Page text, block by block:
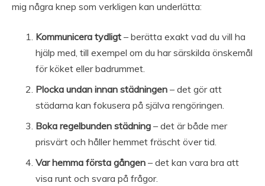
mig några knep som verkligen kan underlätta:
Kommunicera tydligt – berätta exakt vad du vill ha
hjälp med, till exempel om du har särskilda önskemål
för köket eller badrummet.
Plocka undan innan städningen – det gör att
städarna kan fokusera på själva rengöringen.
Boka regelbunden städning – det är både mer
prisvärt och håller hemmet fräscht över tid.
Var hemma första gången – det kan vara bra att
visa runt och svara på frågor.